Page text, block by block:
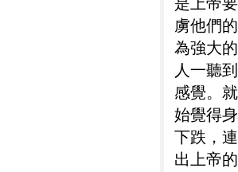
虜他們
為強大
人一聽
感覺。
始覺得
下跌，
出上帝